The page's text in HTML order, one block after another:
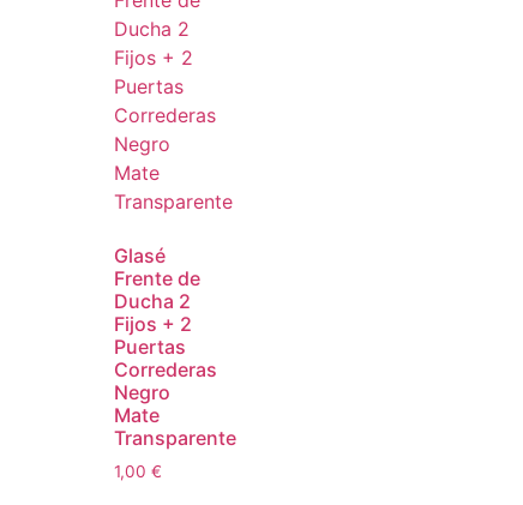
Glasé
Frente de
Ducha 2
Fijos + 2
Puertas
Correderas
Negro
Mate
Transparente
1,00 €